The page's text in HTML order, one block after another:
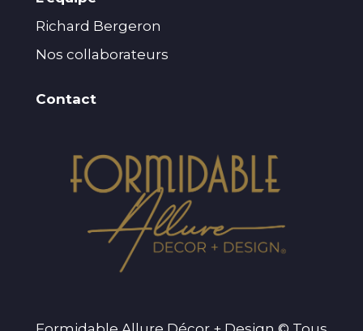
Richard Bergeron
Nos collaborateurs
Contact